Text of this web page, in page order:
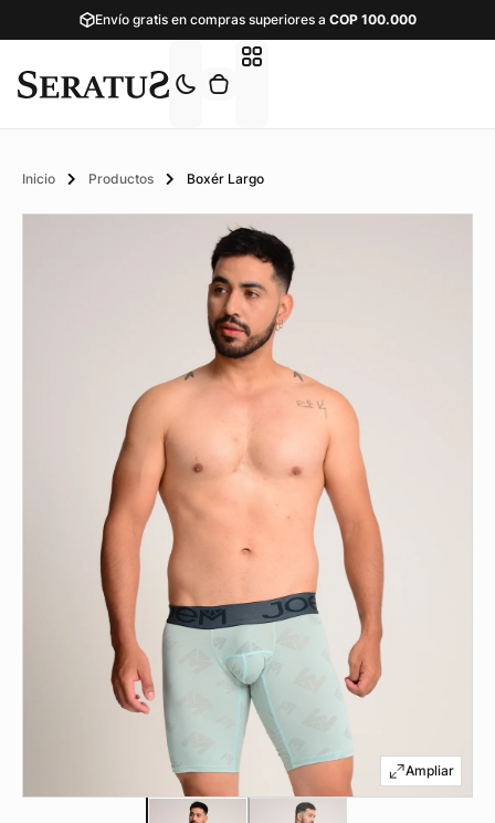
Envío gratis en compras superiores a COP100.000
Inicio Productos Boxér Largo